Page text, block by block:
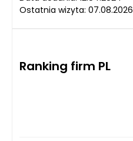
Ostatnia wizyta: 07.08.2026
Ranking firm PL